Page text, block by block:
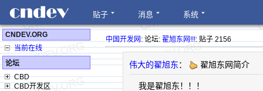
贴子 消息 系统
CNDEV.ORG
当前在线
论坛
CBD
CBD开发区
中国开发网: 论坛:翟旭东网!!!: 贴子 2156
伟大的翟旭东： 翟旭东网简介
我是翟旭东！！！